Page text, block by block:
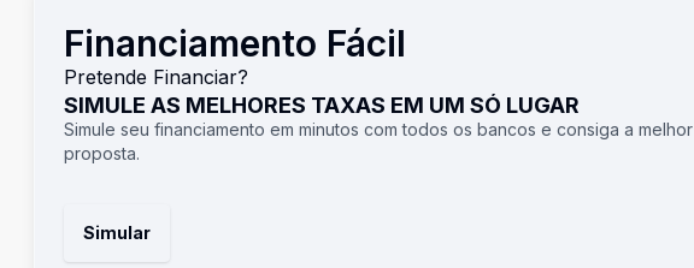
Financiamento Fácil
Pretende Financiar?
SIMULE AS MELHORES TAXAS EM UM SÓ LUGAR
Simule seu financiamento em minutos com todos os bancos e consiga a melhor
proposta.
Simular